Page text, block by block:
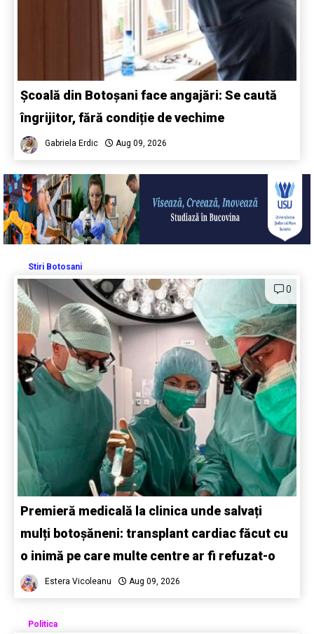
Școală din Botoșani face angajări: Se caută
îngrijitor, fără condiție de vechime
Gabriela Erdic Aug 09, 2026
Stiri Botosani
0
Premieră medicală la clinica unde salvați
mulți botoșăneni: transplant cardiac făcut cu
o inimă pe care multe centre ar fi refuzat-o
Estera Vicoleanu Aug 09, 2026
Politica